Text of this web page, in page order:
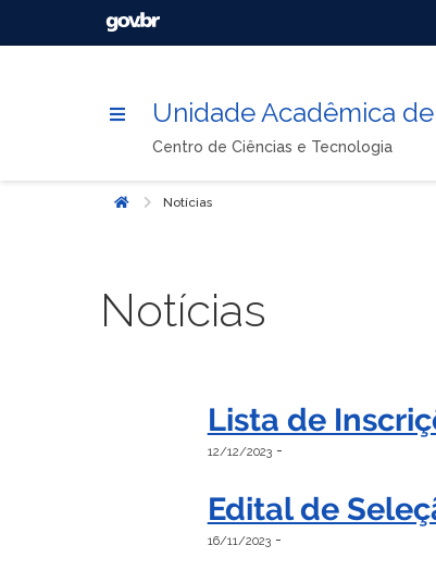
Unidade Acadêmica
Centro de Ciências e Tecnologia
Início Notícias
Notícias
Lista de
12/12/2023-
Edital de
16/11/2023-